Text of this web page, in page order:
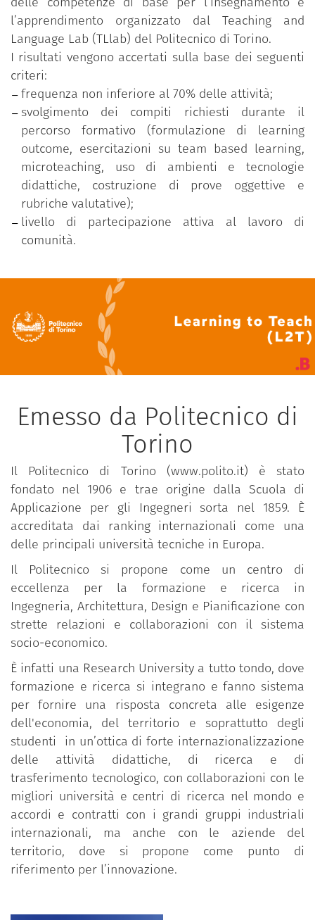
l’apprendimento organizzato dal Teaching and
Language Lab (TLlab) del Politecnico di Torino.
I risultati vengono accertati sulla base dei seguenti
criteri:
frequenza non inferiore al 70% delle attività;
svolgimento dei compiti richiesti durante il
percorso formativo (formulazione di learning
outcome, esercitazioni su team based learning,
microteaching, uso di ambienti e tecnologie
didattiche, costruzione di prove oggettive e
rubriche valutative);
livello di partecipazione attiva al lavoro di
comunità.
Emesso da Politecnico di
Torino
Il Politecnico di Torino (www.polito.it) è stato
fondato nel 1906 e trae origine dalla Scuola di
Applicazione per gli Ingegneri sorta nel 1859. È
accreditata dai ranking internazionali come una
delle principali università tecniche in Europa.
Il Politecnico si propone come un centro di
eccellenza per la formazione e ricerca in
Ingegneria, Architettura, Design e Pianificazione con
strette relazioni e collaborazioni con il sistema
socio-economico.
È infatti una Research University a tutto tondo, dove
formazione e ricerca si integrano e fanno sistema
per fornire una risposta concreta alle esigenze
dell'economia, del territorio e soprattutto degli
studenti in un’ottica di forte internazionalizzazione
delle attività didattiche, di ricerca e di
trasferimento tecnologico, con collaborazioni con le
migliori università e centri di ricerca nel mondo e
accordi e contratti con i grandi gruppi industriali
internazionali, ma anche con le aziende del
territorio, dove si propone come punto di
riferimento per l’innovazione.